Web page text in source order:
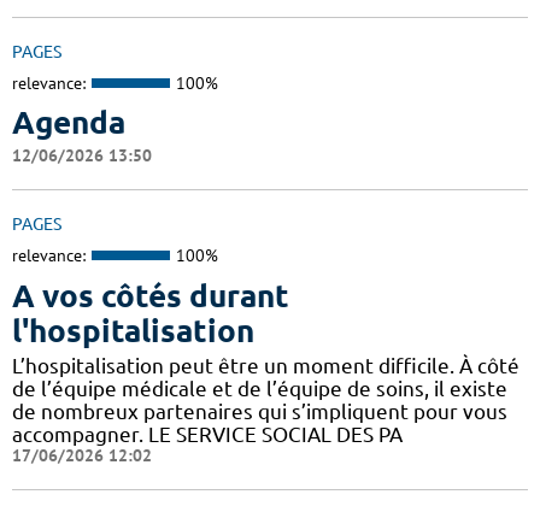
PAGES
relevance: 100%
Agenda
12/06/2026 13:50
PAGES
relevance: 100%
A vos côtés durant
l'hospitalisation
L’hospitalisation peut être un moment difficile. À côté
de l’équipe médicale et de l’équipe de soins, il existe
de nombreux partenaires qui s’impliquent pour vous
accompagner. LE SERVICE SOCIAL DES PA
17/06/2026 12:02